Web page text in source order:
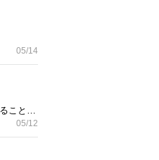
05/14
05/12